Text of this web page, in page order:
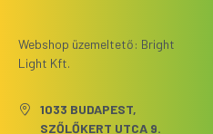
Webshop üzemeltető: Bright
Light Kft.
1033 BUDAPEST,
SZŐLŐKERT UTCA 9.